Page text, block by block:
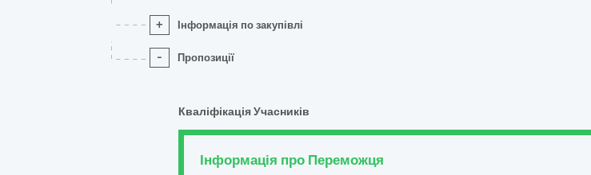
+ Інформація по закупівлі
- Пропозиції
Кваліфікація Учасників
Інформація про Переможця